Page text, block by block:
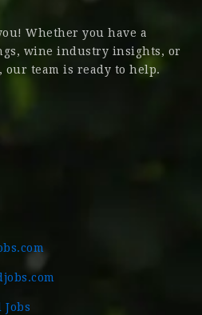
Whether you have a
wine industry insights, or
team is ready to help.
Jobs